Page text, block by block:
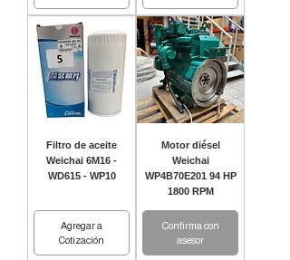
Filtro de aceite
Weichai 6M16 -
WD615 - WP10
Agregar a
Cotización
Motor diésel
Weichai
WP4B70E201 94 HP
1800 RPM
Confirma con
asesor